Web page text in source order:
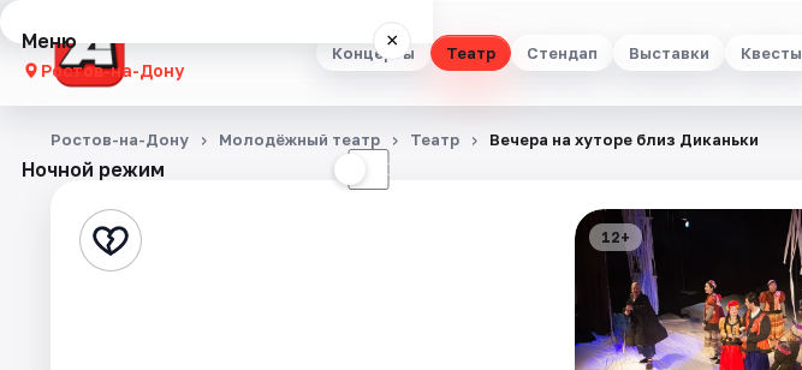
Концерты Театр Стендап Выставки Квесты
Меню ×
Ростов-на-Дону
Концерты
Стендап
Ночной режим ☾
Ростов-на-Дону Молодёжный театр Театр Вечера на хуторе близ Диканьки
12+